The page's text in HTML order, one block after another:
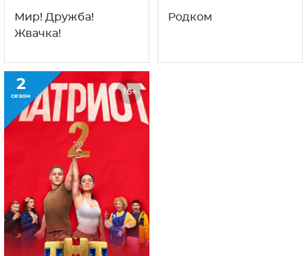
Мир! Дружба!
Жвачка!
Родком
2
сезон 16+